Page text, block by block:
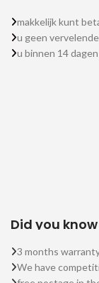
makkelijk kunt
u geen
u binnen 14
Did you know
3 months
We have